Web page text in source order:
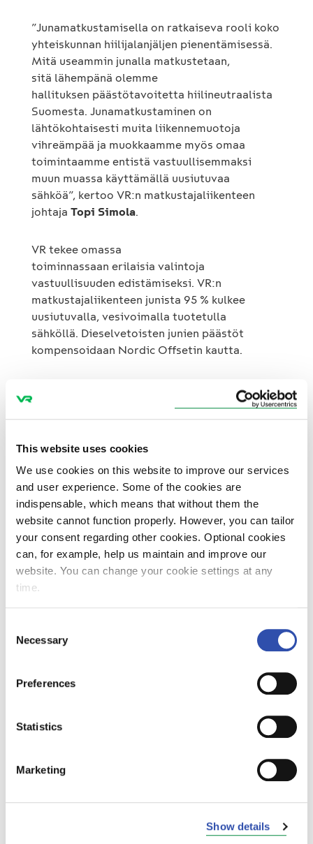
This website uses cookies
We use cookies on this website to improve our services
and user experience. Some of the cookies are
indispensable, which means that without them the
website cannot function properly. However, you can tailor
your consent regarding other cookies. Optional cookies
can, for example, help us maintain and improve our
website. You can change your cookie settings at any
time.
Selection
Necessary
Preferences
Statistics
Marketing
Show details
”Junamatkustamisella on ratkaiseva rooli koko
yhteiskunnan hiilijalanjäljen pienentämisessä.
Mitä useammin junalla matkustetaan,
sitä lähempänä olemme
hallituksen päästötavoitetta hiilineutraalista
Suomesta. Junamatkustaminen on
lähtökohtaisesti muita liikennemuotoja
vihreämpää ja muokkaamme myös omaa
toimintaamme entistä vastuullisemmaksi
muun muassa käyttämällä uusiutuvaa
sähköä”, kertoo VR:n matkustajaliikenteen
johtaja Topi Simola.
VR tekee omassa
toiminnassaan erilaisia valintoja
vastuullisuuden edistämiseksi. VR:n
matkustajaliikenteen junista 95 % kulkee
uusiutuvalla, vesivoimalla tuotetulla
sähköllä. Dieselvetoisten junien päästöt
kompensoidaan Nordic Offsetin kautta.
Sitoutuminen laajaan
Vastuullisen matkailun näkökulmasta
raideliikenteellä on merkittävä rooli, sillä
junamatkustamisen ansiosta vastuullinen
matkailu ympäri Suomen on mahdollista.
”Maata pitkin matkustamisen ja yleensäkin
päästöttömämpien ja hiilineutraalien
matkustusvaihtoehtojen kysyntä on
liikkua, ja yhteistyöllä pystymme vastaamaan
sisältäviä vastuullisia matkailuelämyksiä
projektipäällikkö
Ympäristövastuun lisäksi ohjelman
vastuullisuuteen, kuten edistämään
suosimaan paikallista sekä panostamaan